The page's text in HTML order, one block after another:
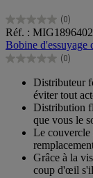
(0)
0.0
sur
5
étoiles.
Réf. : MIG1896402
Bobine d'essuyage
(0)
0.0
étoiles.
Distributeur
éviter tout
Distribution
que vous le
Le couvercle
Grâce à la
coup d'œil